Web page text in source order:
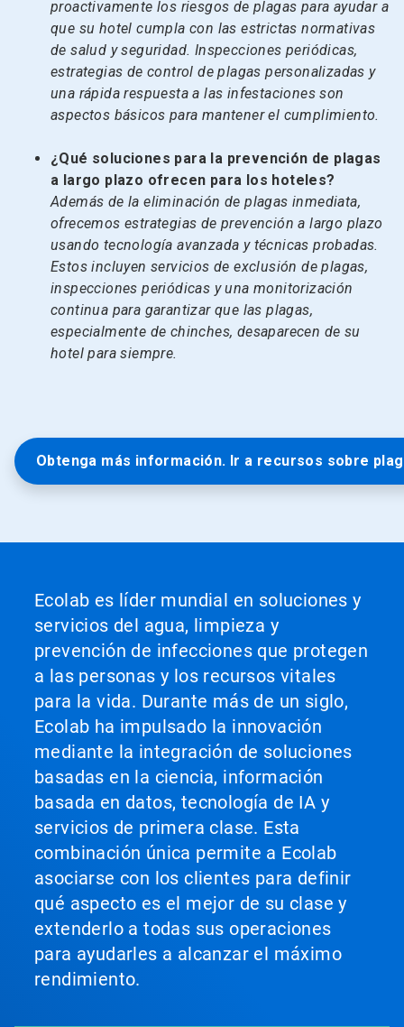
proactivamente los riesgos de plagas para ayudar a
que su hotel cumpla con las estrictas normativas
de salud y seguridad. Inspecciones periódicas,
estrategias de control de plagas personalizadas y
una rápida respuesta a las infestaciones son
aspectos básicos para mantener el cumplimiento.
¿Qué soluciones para la prevención de plagas
a largo plazo ofrecen para los hoteles?
Además de la eliminación de plagas inmediata,
ofrecemos estrategias de prevención a largo plazo
usando tecnología avanzada y técnicas probadas.
Estos incluyen servicios de exclusión de plagas,
inspecciones periódicas y una monitorización
continua para garantizar que las plagas,
especialmente de chinches, desaparecen de su
hotel para siempre.
Obtenga más información. Ir a recursos sobre
Ecolab es líder mundial en soluciones y
servicios del agua, limpieza y
prevención de infecciones que protegen
a las personas y los recursos vitales
para la vida. Durante más de un siglo,
Ecolab ha impulsado la innovación
mediante la integración de soluciones
basadas en la ciencia, información
basada en datos, tecnología de IA y
servicios de primera clase. Esta
combinación única permite a Ecolab
asociarse con los clientes para definir
qué aspecto es el mejor de su clase y
extenderlo a todas sus operaciones
para ayudarles a alcanzar el máximo
rendimiento.